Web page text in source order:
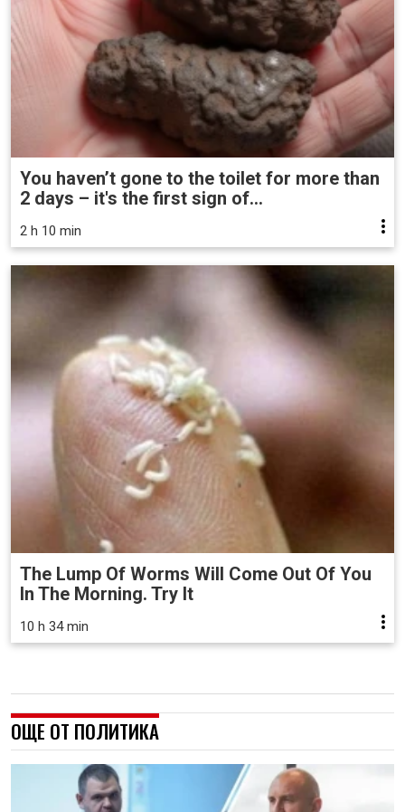
You haven’t gone to the toilet for more than
2 days – it's the first sign of...
2 h 10 min
The Lump Of Worms Will Come Out Of You
In The Morning. Try It
10 h 34 min
ОЩЕ ОТ ПОЛИТИКА